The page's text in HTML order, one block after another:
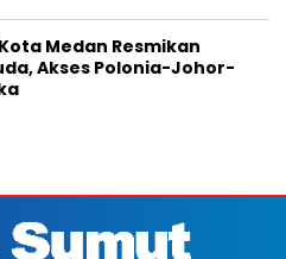
Medan Resmikan
Akses Polonia-Johor-